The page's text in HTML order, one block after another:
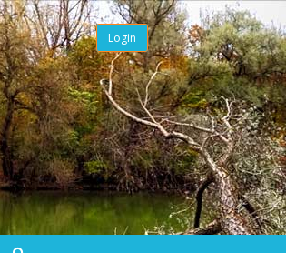
Login